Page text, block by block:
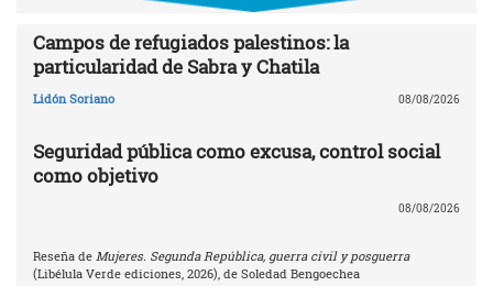
Campos de refugiados palestinos: la
particularidad de Sabra y Chatila
Lidón Soriano 08/08/2026
Seguridad pública como excusa, control social
como objetivo
08/08/2026
Reseña de Mujeres. Segunda República, guerra civil y posguerra
(Libélula Verde ediciones, 2026), de Soledad Bengoechea